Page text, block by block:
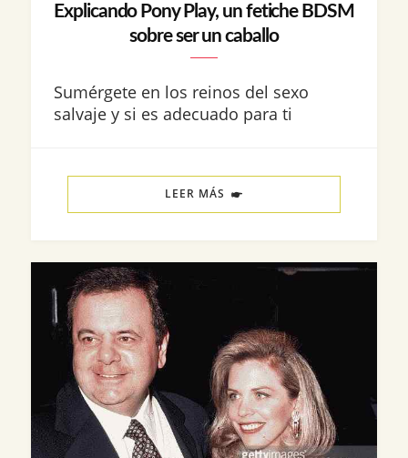
Explicando Pony Play, un fetiche BDSM
sobre ser un caballo
Sumérgete en los reinos del sexo
salvaje y si es adecuado para ti
LEER MÁS